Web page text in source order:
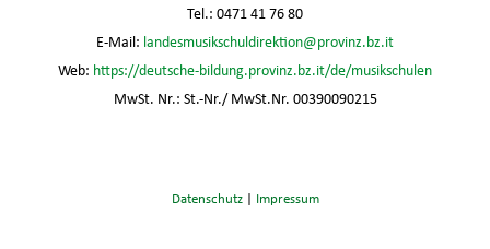
Tel.: 0471 41 76 80
E-Mail: landesmusikschuldirektion@provinz.bz.it
Web: https://deutsche-bildung.provinz.bz.it/de/musikschulen
MwSt. Nr.: St.-Nr./ MwSt.Nr. 00390090215
Datenschutz| Impressum